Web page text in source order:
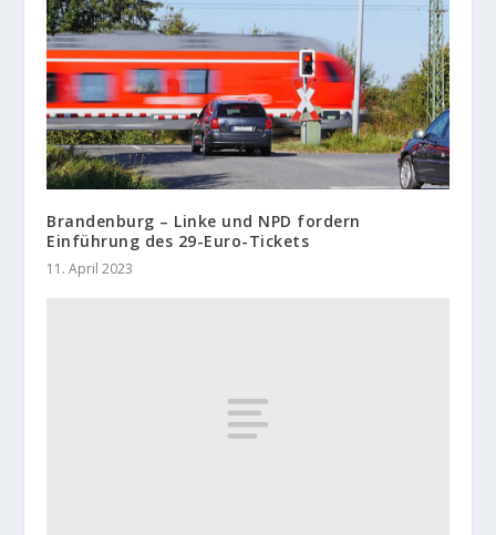
Brandenburg – Linke und NPD fordern
Einführung des 29-Euro-Tickets
11. April 2023